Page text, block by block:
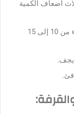
أضعاف الكمية
نقوم بترك بذور الكتان منقوعة في الماء من 10 إلى 15
يجف.